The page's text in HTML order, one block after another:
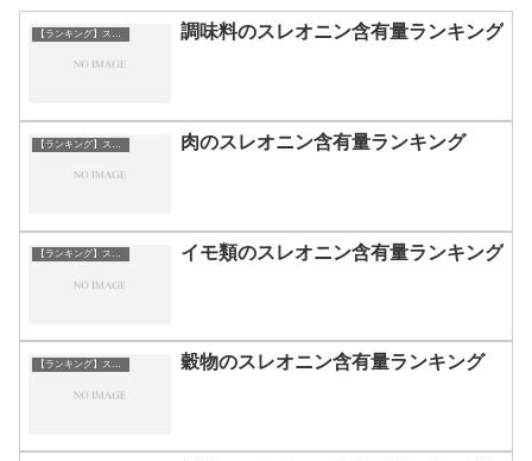
調味料のスレオニン含有量ランキング
肉のスレオニン含有量ランキング
【ランキング】スレオニン イモ類のスレオニン含有量ランキング
【ランキング】スレオニン 穀物のスレオニン含有量ランキング